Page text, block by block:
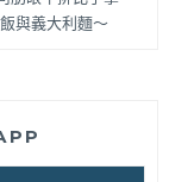
與義大利麵～